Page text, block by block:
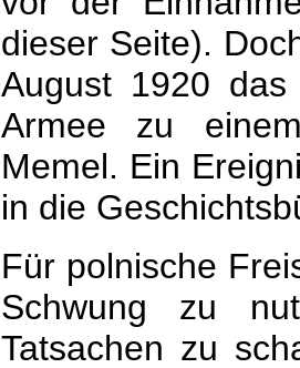
dieser Seite).
August 1920
Armee zu
Memel. Ein
in die
Für polnische
Schwung zu
Tatsachen zu